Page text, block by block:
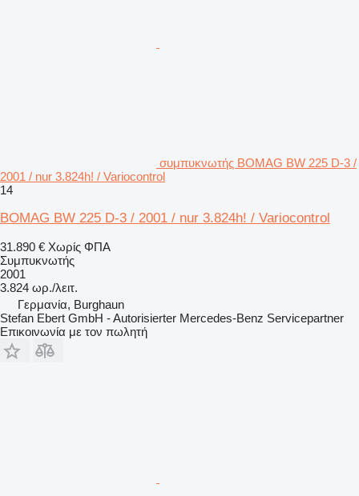
συμπυκνωτής BOMAG BW 225 D-3 /
2001 / nur 3.824h! / Variocontrol
14
BOMAG BW 225 D-3 / 2001 / nur 3.824h! / Variocontrol
31.890 € Χωρίς ΦΠΑ
Συμπυκνωτής
2001
3.824 ωρ./λειτ.
Γερμανία, Burghaun
Stefan Ebert GmbH - Autorisierter Mercedes-Benz Servicepartner
Επικοινωνία με τον πωλητή